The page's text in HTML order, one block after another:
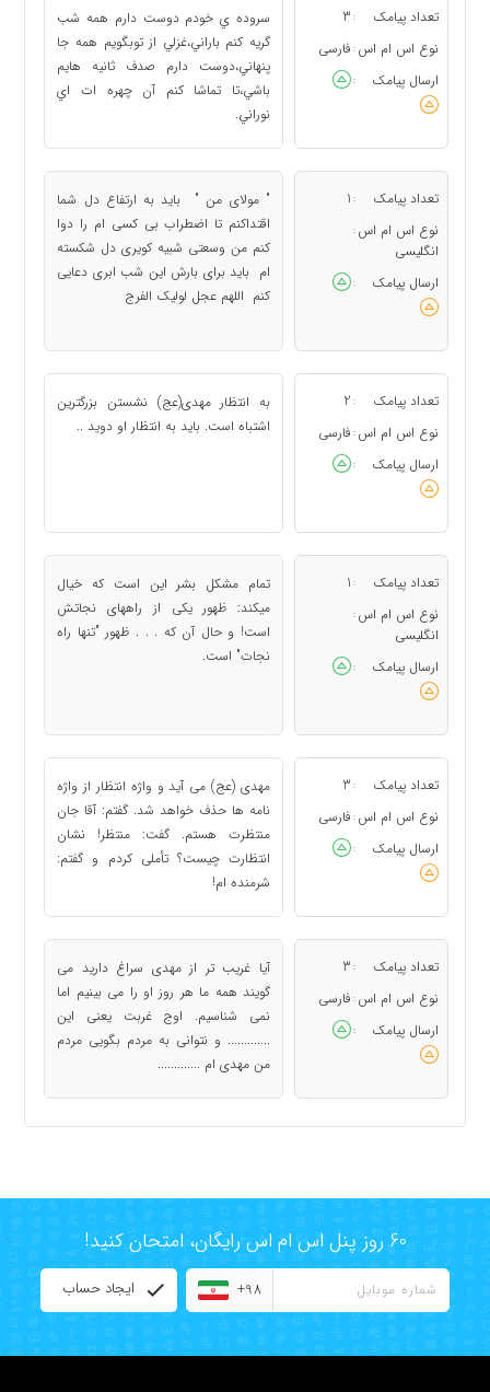
تعداد پیامک :
3
نوع اس ام اس : فارسی
ارسال پیامک
:
سروده ي خودم دوست دارم همه شب
گريه كنم باراني،غزلي از توبگويم همه جا
پنهاني،دوست دارم صدف ثانيه هايم
باشي،تا تماشا كنم آن چهره ات اي
نوراني.
تعداد پیامک :
1
نوع اس ام اس :
انگلیسی
ارسال پیامک
:
" مولای من " باید به ارتفاع دل شما
اقتداکنم تا اضطراب بی کسی ام را دوا
کنم من وسعتی شبیه کویری دل شکسته
ام باید برای بارش این شب ابری دعایی
کنم اللهم عجل لولیک الفرج
تعداد پیامک :
2
نوع اس ام اس : فارسی
ارسال پیامک
:
به انتظار مهدی(عج) نشستن بزرگترین
اشتباه است. باید به انتظار او دوید ..
تعداد پیامک :
1
نوع اس ام اس :
انگلیسی
ارسال پیامک
:
تمام مشکل بشر این است که خیال
می‎کند: ظهور یکی از راههای نجاتش
است! و حال آن که . . . ظهور "تنها راه
نجات" است.
تعداد پیامک :
3
نوع اس ام اس : فارسی
ارسال پیامک
:
مهدی (عج) می آید و واژه انتظار از واژه
نامه ها حذف خواهد شد. گفتم: آقا جان
منتظرت هستم. گفت: منتظر! نشان
انتظارت چیست؟ تأملی کردم و گفتم:
شرمنده ام!
تعداد پیامک :
3
نوع اس ام اس : فارسی
ارسال پیامک
:
آیا غریب تر از مهدی سراغ دارید می
گویند همه ما هر روز او را می بینیم اما
نمی شناسیم. اوج غربت یعنی این
............. و نتوانی به مردم بگویی مردم
من مهدی ام .............
60 روز پنل اس ام اس رایگان، امتحان کنید!
+98 ایجاد حساب